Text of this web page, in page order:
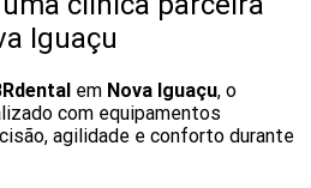
Iguaçu
em Nova Iguaçu, o
com equipamentos
agilidade e conforto durante